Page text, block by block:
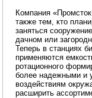
Компания
также тем, кто
заняться
дачном или
Теперь в станциях
применяются
ротационного
более надежными и
воздействиям
расширить